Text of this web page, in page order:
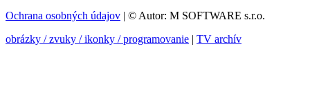
Ochrana osobných údajov | © Autor: M SOFTWARE s.r.o.
obrázky / zvuky / ikonky / programovanie | TV archív